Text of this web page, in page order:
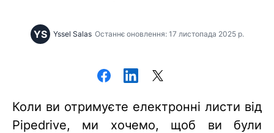
YS Yssel Salas Останнє оновлення: 17 листопада 2025 р.
Коли ви отримуєте електронні листи від
Pipedrive, ми хочемо, щоб ви були